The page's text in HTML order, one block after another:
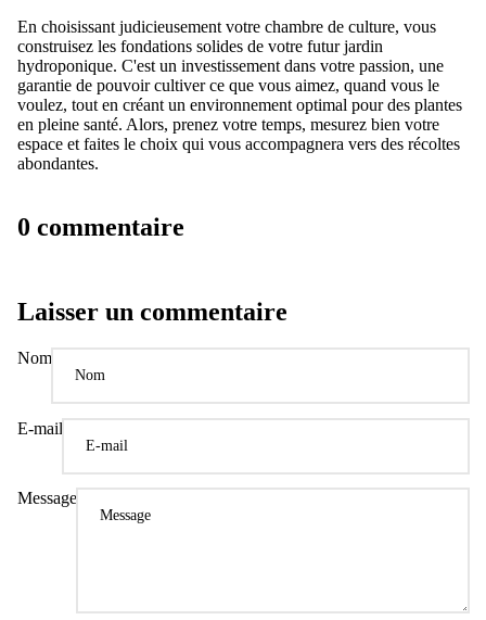
En choisissant judicieusement votre chambre de culture, vous
construisez les fondations solides de votre futur jardin
hydroponique. C'est un investissement dans votre passion, une
garantie de pouvoir cultiver ce que vous aimez, quand vous le
voulez, tout en créant un environnement optimal pour des plantes
en pleine santé. Alors, prenez votre temps, mesurez bien votre
espace et faites le choix qui vous accompagnera vers des récoltes
abondantes.
0 commentaire
Laisser un commentaire
Nom
E-mail
Message